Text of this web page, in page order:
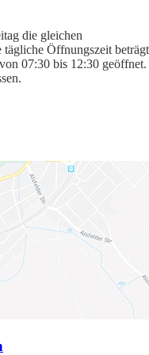
die gleichen
Öffnungszeit beträgt
07:30 bis 12:30 geöffnet.